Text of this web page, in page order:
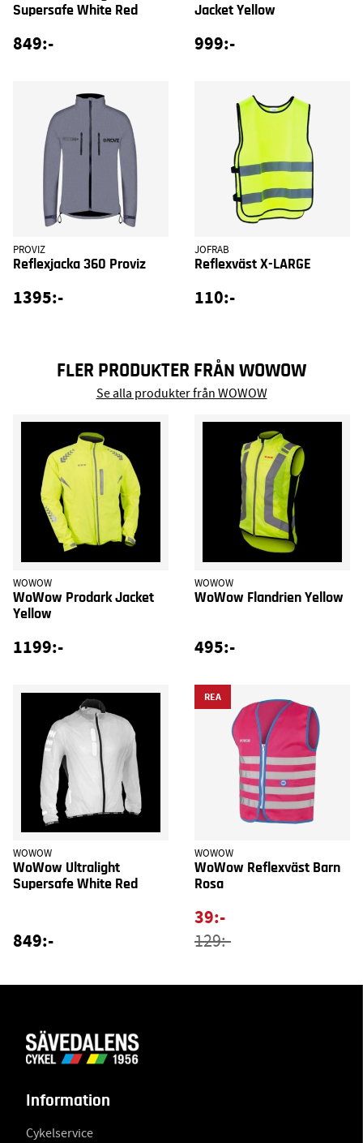
Supersafe White Red
849:-
Jacket Yellow
999:-
PROVIZ
Reflexjacka 360 Proviz
1395:-
JOFRAB
Reflexväst X-LARGE
110:-
FLER PRODUKTER FRÅN WOWOW
Se alla produkter från WOWOW
WOWOW
WoWow Prodark Jacket
Yellow
1199:-
WOWOW
WoWow Flandrien Yellow
495:-
WOWOW
WoWow Ultralight
Supersafe White Red
849:-
REA
WOWOW
WoWow Reflexväst Barn
Rosa
39:-
129:-
Information
Cykelservice